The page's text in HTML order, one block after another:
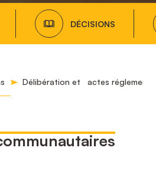
DÉCISIONS
Délibération et actes